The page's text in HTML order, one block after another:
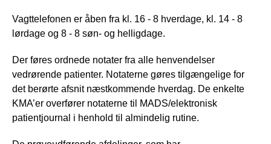
Vagttelefonen er åben fra kl. 16 - 8 hverdage, kl. 14 - 8
lørdage og 8 - 8 søn- og helligdage.
Der føres ordnede notater fra alle henvendelser
vedrørende patienter. Notaterne gøres tilgængelige for
det berørte afsnit næstkommende hverdag. De enkelte
KMA’er overfører notaterne til MADS/elektronisk
patientjournal i henhold til almindelig rutine.